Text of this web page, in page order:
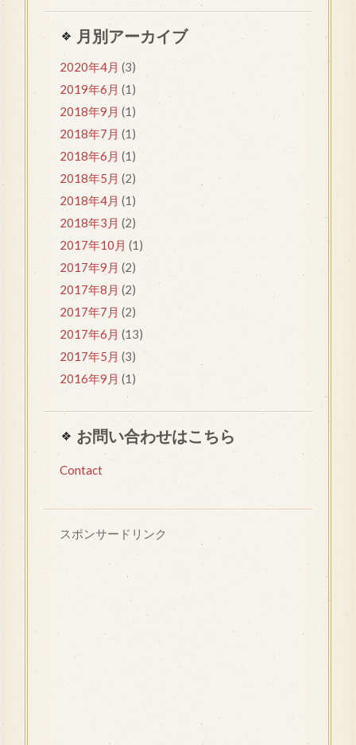
月別アーカイブ
2020年4月 (3)
2019年6月 (1)
2018年9月 (1)
2018年7月 (1)
2018年6月 (1)
2018年5月 (2)
2018年4月 (1)
2018年3月 (2)
2017年10月 (1)
2017年9月 (2)
2017年8月 (2)
2017年7月 (2)
2017年6月 (13)
2017年5月 (3)
2016年9月 (1)
お問い合わせはこちら
Contact
スポンサードリンク